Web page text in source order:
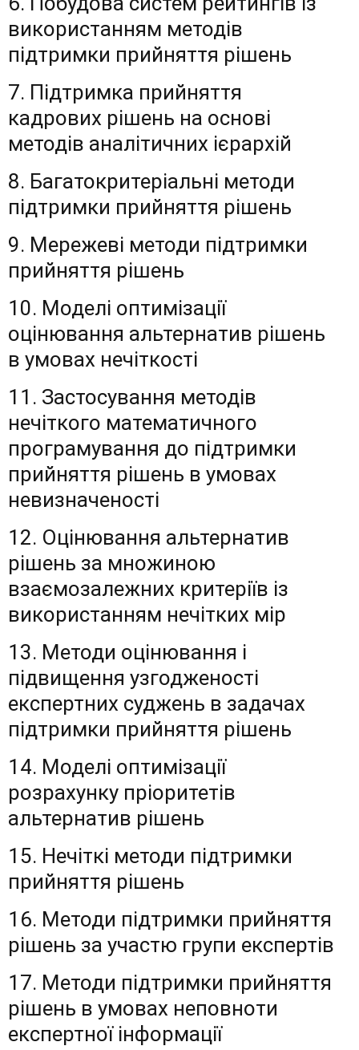
використанням методів
підтримки прийняття рішень
7. Підтримка прийняття
кадрових рішень на основі
методів аналітичних ієрархій
8. Багатокритеріальні методи
підтримки прийняття рішень
9. Мережеві методи підтримки
прийняття рішень
10. Моделі оптимізації
оцінювання альтернатив рішень
в умовах нечіткості
11. Застосування методів
нечіткого математичного
програмування до підтримки
прийняття рішень в умовах
невизначеності
12. Оцінювання альтернатив
рішень за множиною
взаємозалежних критеріїв із
використанням нечітких мір
13. Методи оцінювання і
підвищення узгодженості
експертних суджень в задачах
підтримки прийняття рішень
14. Моделі оптимізації
розрахунку пріоритетів
альтернатив рішень
15. Нечіткі методи підтримки
прийняття рішень
16. Методи підтримки прийняття
рішень за участю групи експертів
17. Методи підтримки прийняття
рішень в умовах неповноти
експертної інформації